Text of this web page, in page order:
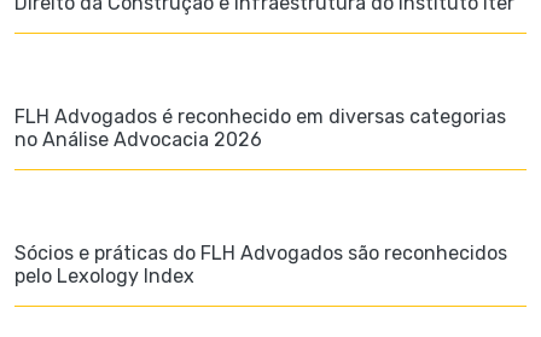
FLH Advogados é reconhecido em diversas categorias
no Análise Advocacia 2026
Sócios e práticas do FLH Advogados são reconhecidos
pelo Lexology Index